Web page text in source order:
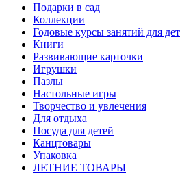
Подарки в сад
Коллекции
Годовые курсы занятий для
Книги
Развивающие карточки
Игрушки
Пазлы
Настольные игры
Творчество и увлечения
Для отдыха
Посуда для детей
Канцтовары
Упаковка
ЛЕТНИЕ ТОВАРЫ